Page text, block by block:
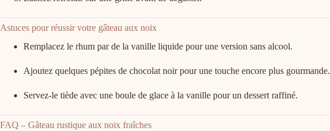
Astuces pour réussir votre gâteau aux noix
Remplacez le rhum par de la vanille liquide pour une version sans alcool.
Ajoutez quelques pépites de chocolat noir pour une touche encore plus gourmande.
Servez-le tiède avec une boule de glace à la vanille pour un dessert raffiné.
FAQ – Gâteau rustique aux noix fraîches